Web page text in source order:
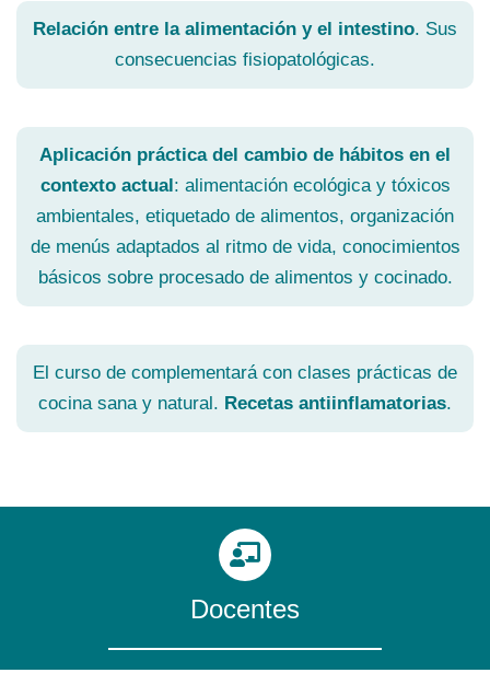
Relación entre la alimentación y el intestino. Sus
consecuencias fisiopatológicas.
Aplicación práctica del cambio de hábitos en el
contexto actual: alimentación ecológica y tóxicos
ambientales, etiquetado de alimentos, organización
de menús adaptados al ritmo de vida, conocimientos
básicos sobre procesado de alimentos y cocinado.
El curso de complementará con clases prácticas de
cocina sana y natural. Recetas antiinflamatorias.
Docentes